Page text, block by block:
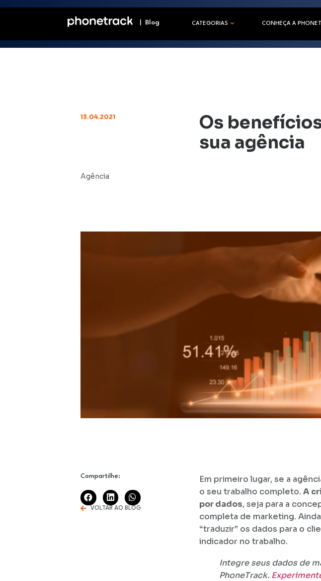
| Blog CATEGORIAS CONHEÇA A
13.04.2021
Agência
Os
sua agência
Compartilhe:
VOLTAR AO BLOG
Em primeiro lugar, se a
o seu trabalho completo. A
por dados, seja para a
completa de marketing.
“traduzir” os dados para o
indicador no trabalho.
Integre seus dados de
PhoneTrack.